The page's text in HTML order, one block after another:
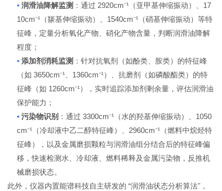
•润滑油降解监测 ：通过 2920cm⁻¹ （亚甲基伸缩振动）、 17
10cm⁻¹ （羰基伸缩振动）、 1540cm⁻¹ （硝基伸缩振动）等特
征峰，定量分析氧化产物、硝化产物含量，判断润滑油降解
程度；
•添加剂消耗监测 ：针对抗氧剂（如酚类、胺类）的特征峰
（如 3650cm⁻¹ 1360cm⁻¹）、抗磨剂（如磷酸酯类）的特
征峰（如 1260cm⁻¹），实时追踪添加剂剩余量，评估润滑油
保护能力；
•污染物识别 ：通过 3300cm⁻¹ （水的羟基伸缩振动）、 1050
cm⁻¹ （冷却液中乙二醇特征峰）、 2960cm⁻¹ （燃料中烷烃特
征峰），以及金属磨损颗粒与润滑油组分结合后的特征峰偏
移，快速检测水、冷却液、燃料稀释及金属污染物，反推机
械磨损状态。
此外，仪器内置能谱科技自主研发的 “润滑油状态分析算法" ，